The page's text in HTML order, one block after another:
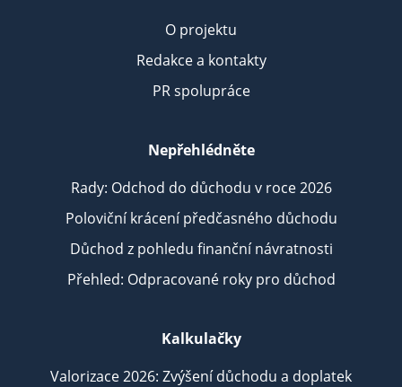
O projektu
Redakce a kontakty
PR spolupráce
Nepřehlédněte
Rady: Odchod do důchodu v roce 2026
Poloviční krácení předčasného důchodu
Důchod z pohledu finanční návratnosti
Přehled: Odpracované roky pro důchod
Kalkulačky
Valorizace 2026: Zvýšení důchodu a doplatek